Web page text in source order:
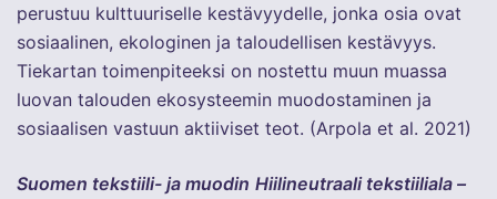
perustuu kulttuuriselle kestävyydelle, jonka osia ovat
sosiaalinen, ekologinen ja taloudellisen kestävyys.
Tiekartan toimenpiteeksi on nostettu muun muassa
luovan talouden ekosysteemin muodostaminen ja
sosiaalisen vastuun aktiiviset teot. (Arpola et al. 2021)
Suomen tekstiili- ja muodin Hiilineutraali tekstiiliala –